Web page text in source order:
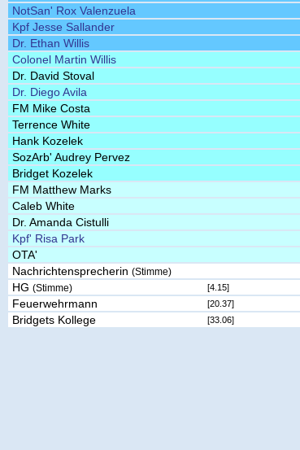
NotSan' Rox Valenzuela
Kpf Jesse Sallander
Dr. Ethan Willis
Colonel Martin Willis
Dr. David Stoval
Dr. Diego Avila
FM Mike Costa
Terrence White
Hank Kozelek
SozArb' Audrey Pervez
Bridget Kozelek
FM Matthew Marks
Caleb White
Dr. Amanda Cistulli
Kpf' Risa Park
OTA'
Nachrichtensprecherin (Stimme)
HG (Stimme) [4.15]
Feuerwehrmann
[20.37]
Bridgets Kollege
[33.06]